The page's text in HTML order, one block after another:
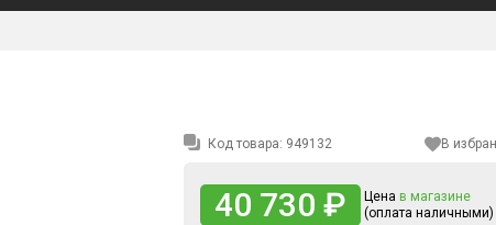
Код товара: 949132 В
40 730 ₽ Цена в магазине
(оплата наличными)